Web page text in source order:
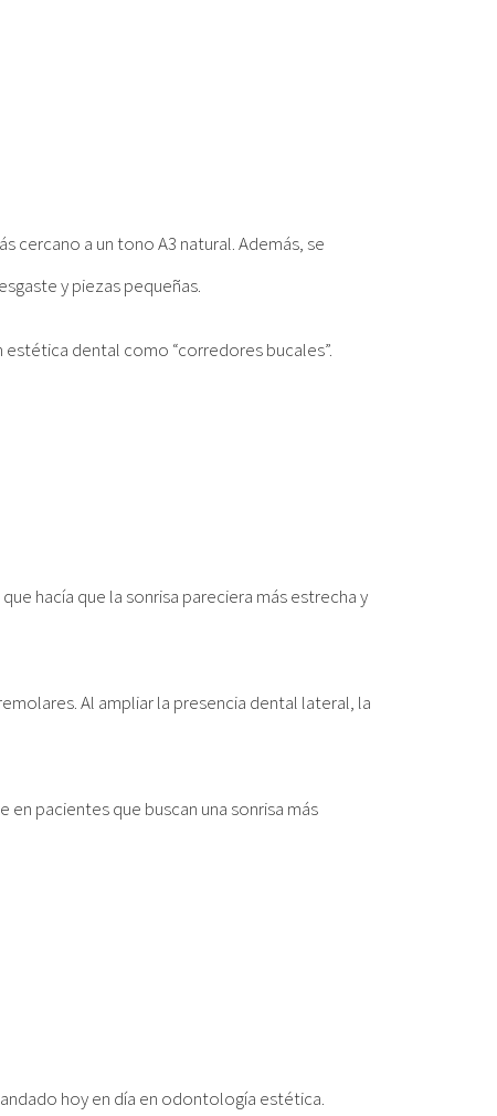
cercano a un tono A3 natural. Además, se
y piezas pequeñas.
dental como “corredores bucales”.
hacía que la sonrisa pareciera más estrecha y
Al ampliar la presencia dental lateral, la
pacientes que buscan una sonrisa más
hoy en día en odontología estética.